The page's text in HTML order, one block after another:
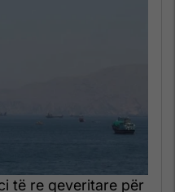
të re qeveritare për